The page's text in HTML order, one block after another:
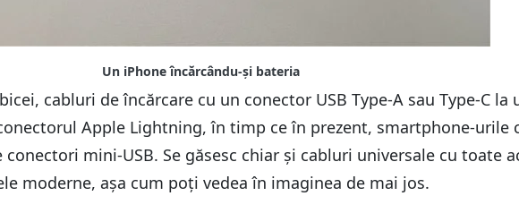
cabluri de încărcare cu un conector USB Type-A sau Type-C
Apple Lightning, în timp ce în prezent, smartphone-urile
conectori mini-USB. Se găsesc chiar și cabluri universale cu toate
moderne, așa cum poți vedea în imaginea de mai jos.